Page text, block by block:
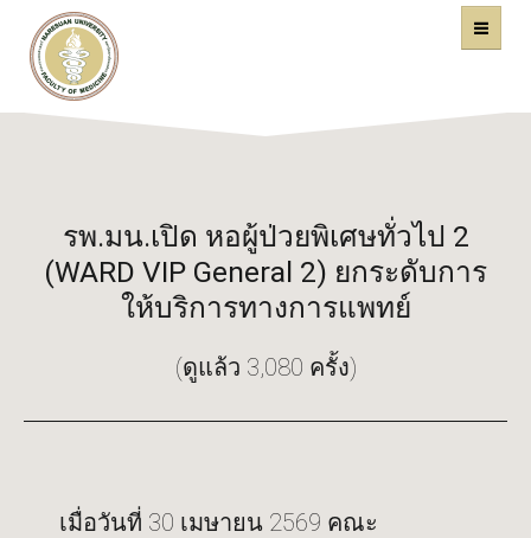
คณะแพทยศาสตร์
รพ.มน.เปิด หอผู้ป่วยพิเศษทั่วไป 2
(WARD VIP General 2) ยกระดับการ
ให้บริการทางการแพทย์
(ดูแล้ว 3,080 ครั้ง)
เมื่อวันที่ 30 เมษายน 2569 คณะ